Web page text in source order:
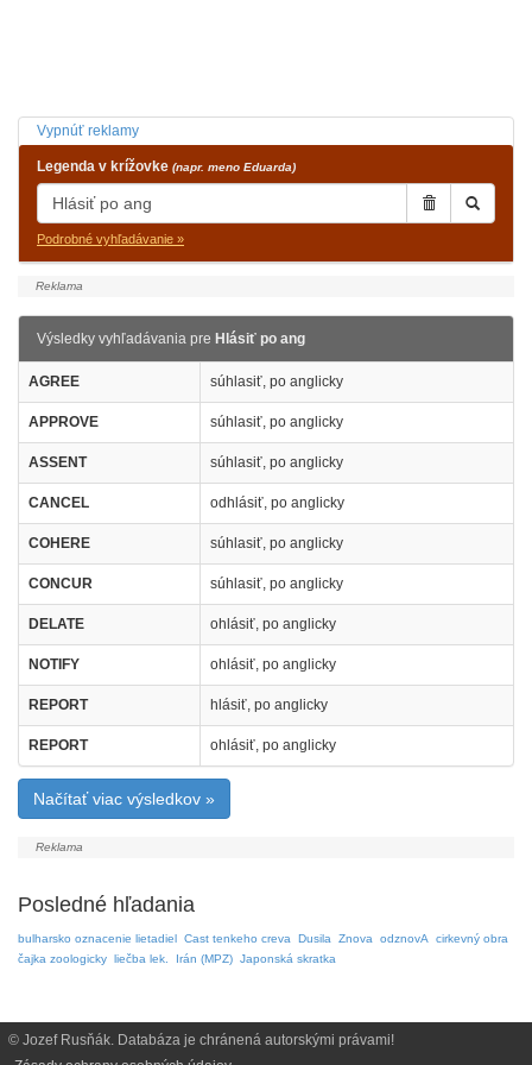
Vypnúť reklamy
Legenda v krížovke (napr. meno Eduarda)
Podrobné vyhľadávanie »
Výsledky vyhľadávania pre Hlásiť po ang
AGREE súhlasiť, po anglicky
APPROVE súhlasiť, po anglicky
ASSENT súhlasiť, po anglicky
CANCEL odhlásiť, po anglicky
COHERE súhlasiť, po anglicky
CONCUR súhlasiť, po anglicky
DELATE ohlásiť, po anglicky
NOTIFY ohlásiť, po anglicky
REPORT hlásiť, po anglicky
REPORT ohlásiť, po anglicky
Načítať viac výsledkov »
Posledné hľadania
bulharsko oznacenie lietadiel Cast tenkeho creva Dusila Znova odznovA
cirkevný obra
čajka zoologicky liečba lek. Irán (MPZ) Japonská skratka
© Jozef Rusňák. Databáza je chránená autorskými právami!